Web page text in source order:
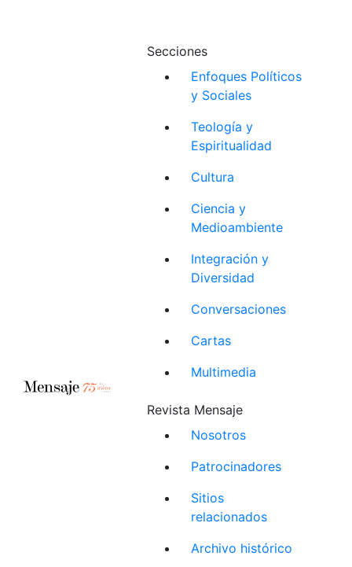
Secciones
Enfoques Políticos
y Sociales
Teología y
Espiritualidad
Cultura
Ciencia y
Medioambiente
Integración y
Diversidad
Conversaciones
Cartas
Multimedia
Revista Mensaje
Nosotros
Patrocinadores
Sitios
relacionados
Archivo histórico